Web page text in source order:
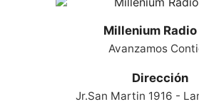
Millenium Radio
Avanzamos
Dirección
Jr.San Martin 1916 -